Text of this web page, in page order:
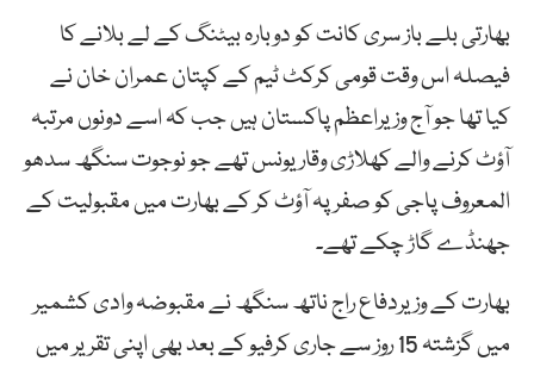
بھارتی بلے باز سری کانت کو دوبارہ بیٹنگ کے لے بلانے کا
فیصلہ اس وقت قومی کرکٹ ٹیم کے کپتان عمران خان نے
کیا تھا جو آج وزیراعظم پاکستان ہیں جب کہ اسے دونوں مرتبہ
آؤٹ کرنے والے کھلاڑی وقار یونس تھے جو نوجوت سنگھ سدھو
المعروف پاجی کو صفر پہ آؤٹ کر کے بھارت میں مقبولیت کے
جھنڈے گاڑ چکے تھے۔
بھارت کے وزیردفاع راج ناتھ سنگھ نے مقبوضہ وادی کشمیر
میں گزشتہ 15 روز سے جاری کرفیو کے بعد بھی اپنی تقریر میں